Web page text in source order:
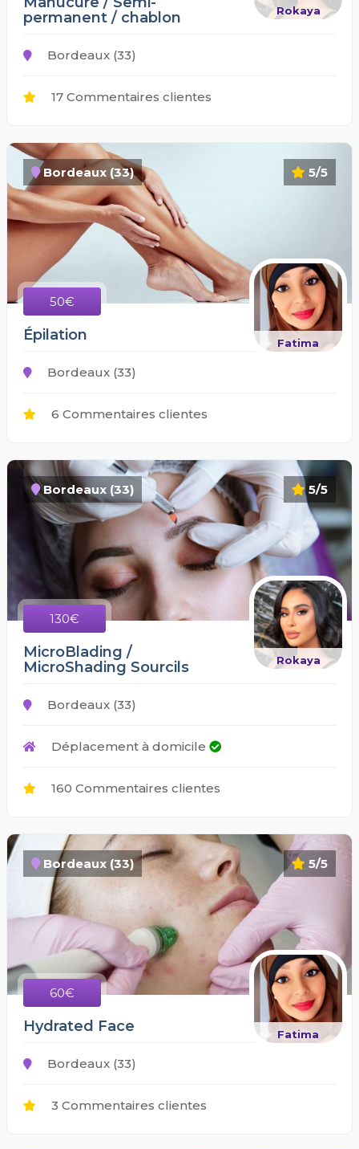
Rokaya
permanent / chablon
Bordeaux (33)
17 Commentaires clientes
5/5
Bordeaux (33)
50€
Fatima
Épilation
Bordeaux (33)
6 Commentaires clientes
5/5
Bordeaux (33)
130€
Rokaya
MicroBlading /
MicroShading Sourcils
Bordeaux (33)
Déplacement à domicile
160 Commentaires clientes
5/5
Bordeaux (33)
60€
Fatima
Hydrated Face
Bordeaux (33)
3 Commentaires clientes